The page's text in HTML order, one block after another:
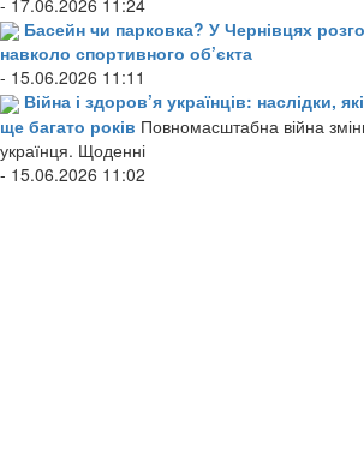
Басейн чи парковка? У Чернівцях
навколо спортивного об’єкта
- 15.06.2026 11:11
Війна і здоров’я українців: наслідки,
ще багато років Повномасштабна війна
українця. Щоденні
- 15.06.2026 11:02